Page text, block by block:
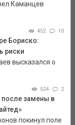
Каманцев
452 10
Бориско:
риски
высказался о
524 2
замены в
покинул поле